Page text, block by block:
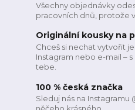
Všechny objednávky
pracovních dnů, protože
Originální kousky na
Chceš si nechat vytvořit
Instagram nebo e-mail –
tebe.
100 % česká značka
Sleduj nás na Instagramu